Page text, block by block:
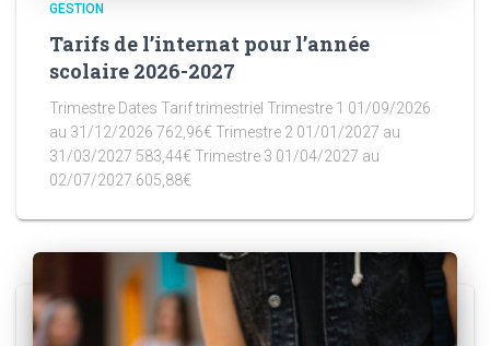
GESTION
Tarifs de l’internat pour l’année
scolaire 2026-2027
Trimestre Dates Tarif trimestriel Trimestre 1 01/09/2026
au 31/12/2026 762,96€ Trimestre 2 01/01/2027 au
31/03/2027 583,44€ Trimestre 3 01/04/2027 au
02/07/2027 605,88€